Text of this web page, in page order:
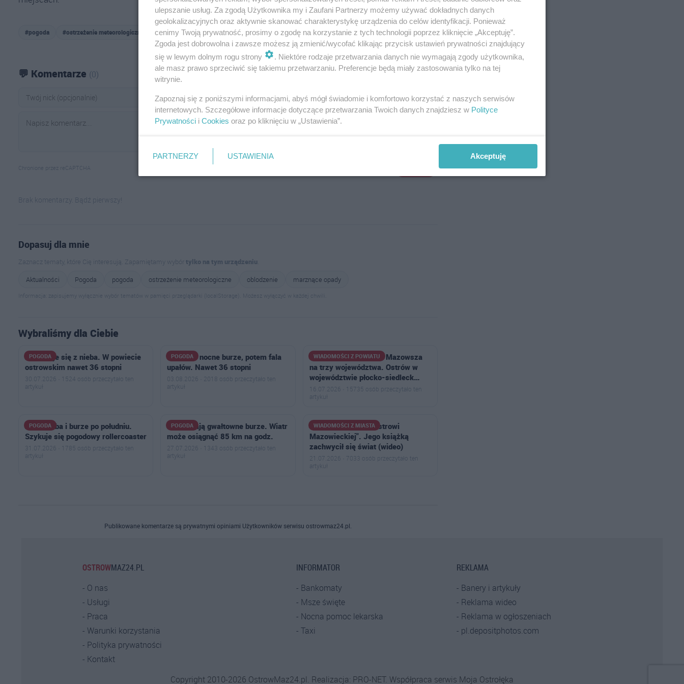
#pogoda #ostrzeżenie meteorologiczne #oblodzenie #marznące opady
💬 Komentarze (0)
Chronione przez reCAPTCHA
Brak komentarzy. Bądź pierwszy!
Dopasuj dla mnie
Zaznacz tematy, które Cię interesują. Zapamiętamy wybórtylko na tym urządzeniu.
Aktualności
Pogoda pogoda ostrzeżenie meteorologiczne oblodzenie marznące opady
Informacja: zapisujemy wyłącznie wybór tematów w pamięci przeglądarki (localStorage). Możesz wyłączyć w każdej chwili.
Wybraliśmy dla Ciebie
POGODA
Żar poleje się z nieba. W powiecie
ostrowskim nawet 36 stopni
30.07.2026 · 1524 osób przeczytało ten
artykuł
POGODA
Najpierw nocne burze, potem fala
upałów. Nawet 36 stopni
03.08.2026 · 2018 osób przeczytało ten
artykuł
WIADOMOŚCI Z POWIATU
Powstał plan podziału Mazowsza
na trzy województwa. Ostrów w
województwie płocko-siedleck…
16.07.2026 · 15735 osób przeczytało ten
artykuł
POGODA
Żar z nieba i burze po południu.
Szykuje się pogodowy rollercoaster
31.07.2026 · 1785 osób przeczytało ten
artykuł
POGODA
Nadciągają gwałtowne burze. Wiatr
może osiągnąć 85 km na godz.
27.07.2026 · 1343 osób przeczytało ten
artykuł
WIADOMOŚCI Z MIASTA
"Zwykły chłopak z Ostrowi
Mazowieckiej". Jego książką
zachwycił się świat (wideo)
21.07.2026 · 7033 osób przeczytało ten
artykuł
Publikowane komentarze są prywatnymi opiniami Użytkowników serwisu ostrowmaz24.pl.
OSTROWMAZ24.PL
O nas
Usługi
Praca
Warunki korzystania
Polityka prywatności
Kontakt
INFORMATOR
Bankomaty
Msze święte
Nocna pomoc lekarska
Taxi
REKLAMA
Banery i artykuły
Reklama wideo
Reklama w ogłoszeniach
pl.depositphotos.com
Copyright 2010-2026 OstrowMaz24.pl. Realizacja: PRO-NET. Współpraca serwis Moja Ostrołęka
ulepszanie usług. Za zgodą Użytkownika my i Zaufani Partnerzy możemy używać dokładnych danych
geolokalizacyjnych oraz aktywnie skanować charakterystykę urządzenia do celów identyfikacji. Ponieważ
cenimy Twoją prywatność, prosimy o zgodę na korzystanie z tych technologii poprzez kliknięcie „Akceptuję”.
Zgoda jest dobrowolna i zawsze możesz ją zmienić/wycofać klikając przycisk ustawień prywatności znajdujący
się w lewym dolnym rogu strony
. Niektóre rodzaje przetwarzania danych nie wymagają zgody użytkownika,
ale masz prawo sprzeciwić się takiemu przetwarzaniu. Preferencje będą miały zastosowania tylko na tej
witrynie.
Zapoznaj się z poniższymi informacjami, abyś mógł świadomie i komfortowo korzystać z naszych serwisów
internetowych. Szczegółowe informacje dotyczące przetwarzania Twoich danych znajdziesz w Polityce
Prywatności i Cookies oraz po kliknięciu w „Ustawienia”.
PARTNERZY USTAWIENIA Akceptuję